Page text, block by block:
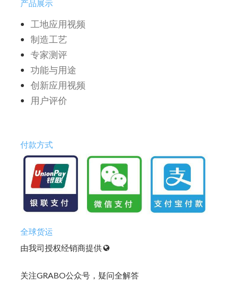
产品展示
工地应用视频
制造工艺
专家测评
功能与用途
创新应用视频
用户评价
付款方式
全球货运
由我司授权经销商提供
关注GRABO公众号，疑问全解答